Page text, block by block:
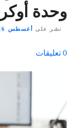
وحدة
نشر على أغسطس 16, 2024
0 تعليقات